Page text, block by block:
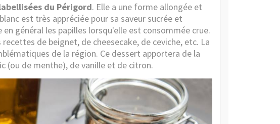
du Périgord. Elle a une forme allongée et
est très appréciée pour sa saveur sucrée et
général les papilles lorsqu'elle est consommée crue.
de beignet, de cheesecake, de ceviche, etc. La
de la région. Ce dessert apportera de la
(ou de menthe), de vanille et de citron.